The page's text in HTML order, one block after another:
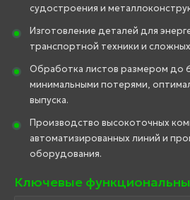
судостроения и
Изготовление деталей для
транспортной техники и
Обработка листов размером до
минимальными потерями,
выпуска.
Производство высокоточных
автоматизированных линий и
оборудования.
Ключевые